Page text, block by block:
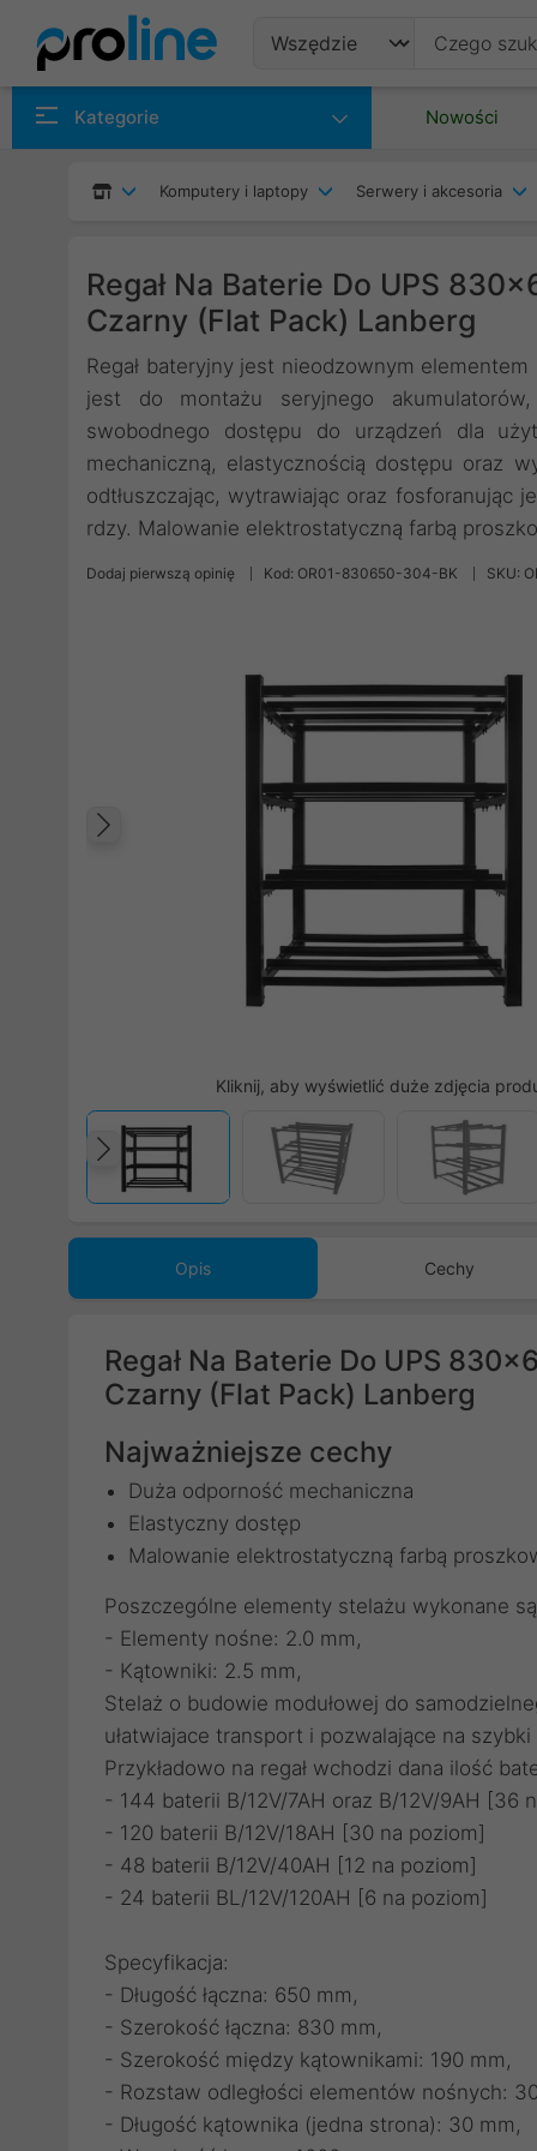
Kategorie Nowości
Komputery i laptopy Serwery i akcesoria
Regał Na Baterie Do UPS
Czarny (Flat Pack) Lanberg
Regał bateryjny jest nieodzownym
jest do montażu seryjnego
swobodnego dostępu do urządzeń dla
mechaniczną, elastycznością dostępu oraz
odtłuszczając, wytrawiając oraz fosforanując
rdzy. Malowanie elektrostatyczną farbą
Dodaj pierwszą opinię Kod: OR01-830650-304-BK SKU:
Kliknij, aby wyświetlić duże zdjęcia
Poprzedni
Opis Cechy
Regał Na Baterie Do UPS
Czarny (Flat Pack) Lanberg
Najważniejsze cechy
Duża odporność mechaniczna
Elastyczny dostęp
Malowanie elektrostatyczną farbą
Poszczególne elementy stelażu wykonane
- Elementy nośne: 2.0 mm,
- Kątowniki: 2.5 mm,
Stelaż o budowie modułowej do
ułatwiajace transport i pozwalające na
Przykładowo na regał wchodzi dana ilość
- 144 baterii B/12V/7AH oraz B/12V/9AH [36
- 120 baterii B/12V/18AH [30 na poziom]
- 48 baterii B/12V/40AH [12 na poziom]
- 24 baterii BL/12V/120AH [6 na poziom]
Specyfikacja:
- Długość łączna: 650 mm,
- Szerokość łączna: 830 mm,
- Szerokość między kątownikami: 190 mm,
- Rozstaw odległości elementów nośnych:
- Długość kątownika (jedna strona): 30 mm,